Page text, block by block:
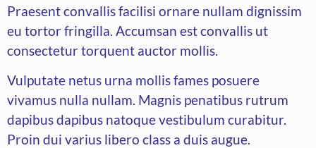
Praesent convallis facilisi ornare nullam dignissim
eu tortor fringilla. Accumsan est convallis ut
consectetur torquent auctor mollis.
Vulputate netus urna mollis fames posuere
vivamus nulla nullam. Magnis penatibus rutrum
dapibus dapibus natoque vestibulum curabitur.
Proin dui varius libero class a duis augue.